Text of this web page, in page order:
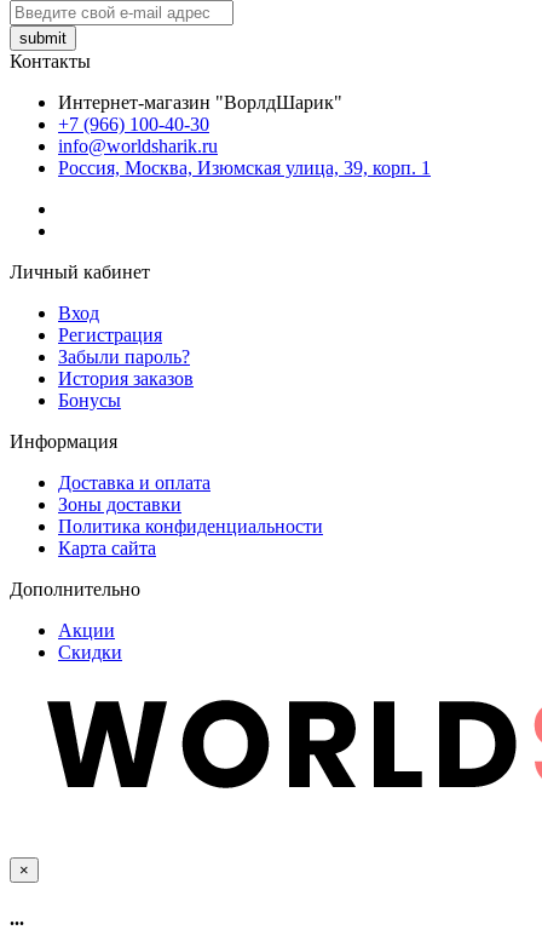
submit
Контакты
Интернет-магазин "ВорлдШарик"
+7 (966) 100-40-30
info@worldsharik.ru
Россия, Москва, Изюмская улица, 39, корп. 1
Личный кабинет
Вход
Регистрация
Забыли пароль?
История заказов
Бонусы
Информация
Доставка и оплата
Зоны доставки
Политика конфиденциальности
Карта сайта
Дополнительно
Акции
Скидки
×
...